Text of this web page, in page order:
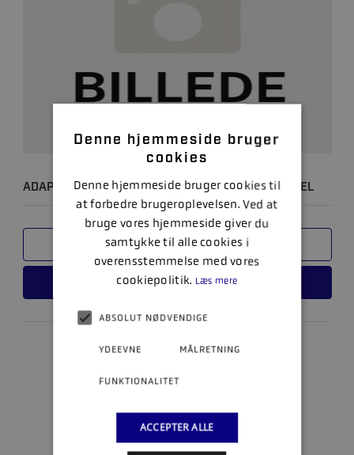
ADAPTOR KABEL - NON DTS - NY MOTOR / GAMMEL
SAMMENLIGN
LÆS MERE
1
Denne hjemmeside bruger
cookies
Denne hjemmeside bruger cookies til
at forbedre brugeroplevelsen. Ved at
bruge vores hjemmeside giver du
samtykke til alle cookies i
overensstemmelse med vores
cookiepolitik. Læs mere
ABSOLUT NØDVENDIGE
YDEEVNE MÅLRETNING
FUNKTIONALITET
ACCEPTER ALLE